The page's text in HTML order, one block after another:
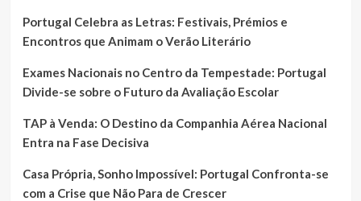
Portugal Celebra as Letras: Festivais, Prémios e
Encontros que Animam o Verão Literário
Exames Nacionais no Centro da Tempestade: Portugal
Divide-se sobre o Futuro da Avaliação Escolar
TAP à Venda: O Destino da Companhia Aérea Nacional
Entra na Fase Decisiva
Casa Própria, Sonho Impossível: Portugal Confronta-se
com a Crise que Não Para de Crescer